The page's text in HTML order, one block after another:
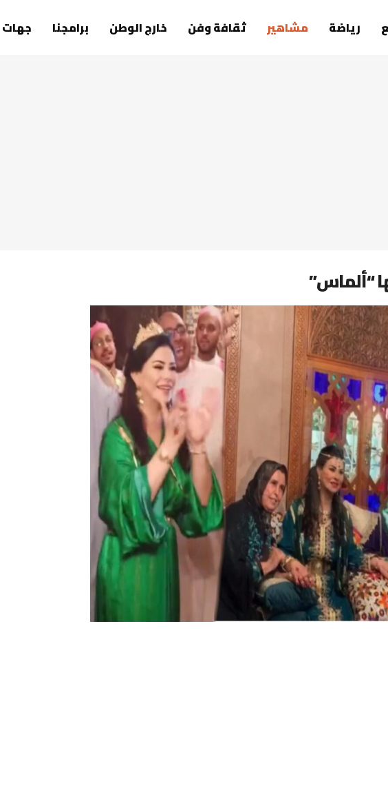
رياضة مشاهير ثقافة وفن خارج الوطن برامجنا جهات
“ألماس”